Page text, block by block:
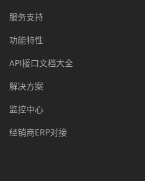
服务支持
功能特性
API接口文档大全
解决方案
监控中心
经销商ERP对接